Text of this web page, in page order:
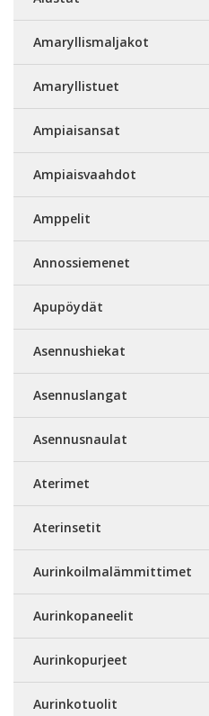
Amaryllismaljakot
Amaryllistuet
Ampiaisansat
Ampiaisvaahdot
Amppelit
Annossiemenet
Apupöydät
Asennushiekat
Asennuslangat
Asennusnaulat
Aterimet
Aterinsetit
Aurinkoilmalämmittimet
Aurinkopaneelit
Aurinkopurjeet
Aurinkotuolit